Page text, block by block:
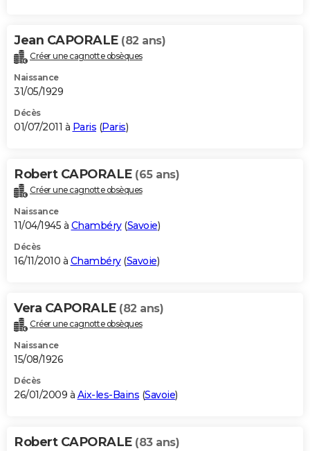
Jean CAPORALE (82 ans)
Créer une cagnotte obsèques
Naissance
31/05/1929
Décès
01/07/2011 à Paris (Paris)
Robert CAPORALE (65 ans)
Créer une cagnotte obsèques
Naissance
11/04/1945 à Chambéry(Savoie)
Décès
16/11/2010 à Chambéry(Savoie)
Vera CAPORALE (82 ans)
Créer une cagnotte obsèques
Naissance
15/08/1926
Décès
26/01/2009 à Aix-les-Bains (Savoie)
Robert CAPORALE (83 ans)